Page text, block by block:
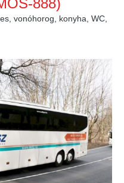
vonóhorog, konyha, WC,